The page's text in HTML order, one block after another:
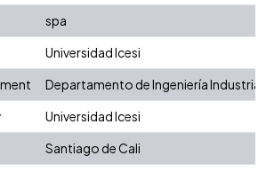
spa
Universidad Icesi
Departamento de Ingeniería Industrial
Universidad Icesi
Santiago de Cali